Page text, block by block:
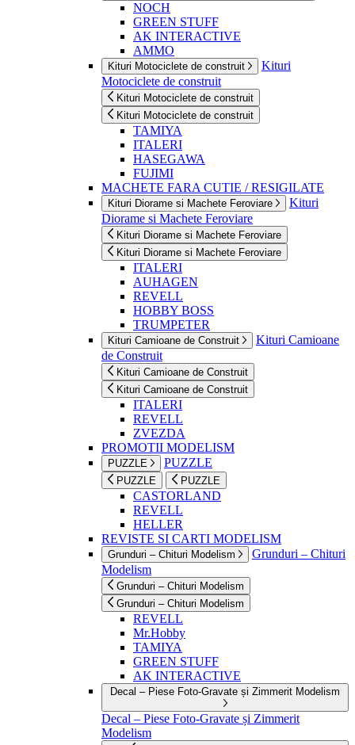
NOCH
GREEN STUFF
AK INTERACTIVE
AMMO
Kituri Motociclete de construit
Kituri
Motociclete de construit
Kituri Motociclete de construit
Kituri Motociclete de construit
TAMIYA
ITALERI
HASEGAWA
FUJIMI
MACHETE FARA CUTIE / RESIGILATE
Kituri Diorame si Machete Feroviare
Kituri
Diorame si Machete Feroviare
Kituri Diorame si Machete Feroviare
Kituri Diorame si Machete Feroviare
ITALERI
AUHAGEN
REVELL
HOBBY BOSS
TRUMPETER
Kituri Camioane de Construit
Kituri Camioane
de Construit
Kituri Camioane de Construit
Kituri Camioane de Construit
ITALERI
REVELL
ZVEZDA
PROMOTII MODELISM
PUZZLE PUZZLE
PUZZLE PUZZLE
CASTORLAND
REVELL
HELLER
REVISTE SI CARTI MODELISM
Grunduri – Chituri Modelism
Grunduri – Chituri
Modelism
Grunduri – Chituri Modelism
Grunduri – Chituri Modelism
REVELL
Mr.Hobby
TAMIYA
GREEN STUFF
AK INTERACTIVE
Decal – Piese Foto-Gravate și Zimmerit Modelism
Decal – Piese Foto-Gravate și Zimmerit
Modelism